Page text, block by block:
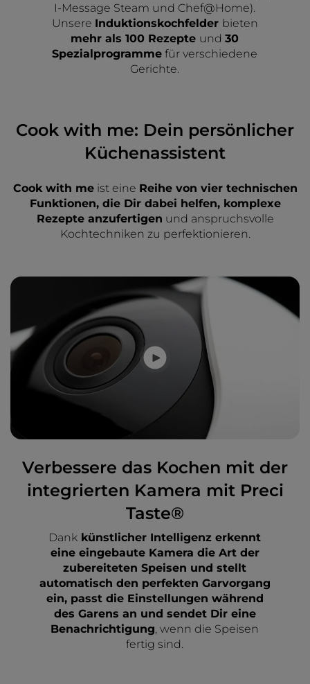
I-Message Steam und Chef@Home).
Unsere Induktionskochfelder bieten
mehr als 100 Rezepte und30
Spezialprogramme für verschiedene
Gerichte.
Cook with me: Dein persönlicher
Küchenassistent
Cook with meist eine Reihe von vier technischen
Funktionen, die Dir dabei helfen, komplexe
Rezepte anzufertigen und anspruchsvolle
Kochtechniken zu perfektionieren.
Verbessere das Kochen mit der
integrierten Kamera mit Preci
Taste®
Dank künstlicher Intelligenz erkennt
eine eingebaute Kamera die Art der
zubereiteten Speisen und stellt
automatisch den perfekten Garvorgang
ein, passt die Einstellungen während
des Garens an und sendet Dir eine
Benachrichtigung, wenn die Speisen
fertig sind.